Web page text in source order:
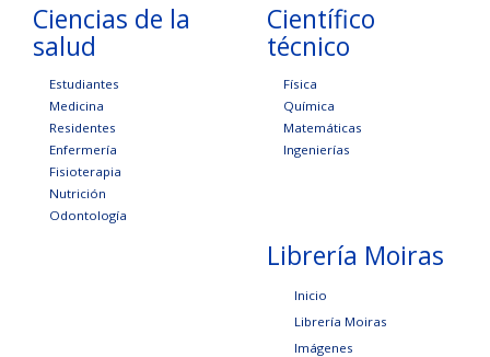
Ciencias de la
salud
Estudiantes
Medicina
Residentes
Enfermería
Fisioterapia
Nutrición
Odontología
Científico
técnico
Física
Química
Matemáticas
Ingenierías
Librería Moiras
Inicio
Librería Moiras
Imágenes